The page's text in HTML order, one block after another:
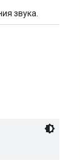
звука.